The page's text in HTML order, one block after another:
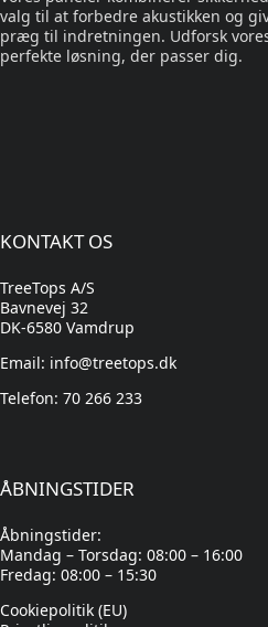
valg til at forbedre akustikken og
præg til indretningen. Udforsk
perfekte løsning, der passer dig.
KONTAKT OS
TreeTops A/S
Bavnevej 32
DK-6580 Vamdrup
Email: info@treetops.dk
Telefon: 70 266 233
ÅBNINGSTIDER
Åbningstider:
Mandag – Torsdag: 08:00 – 16:00
Fredag: 08:00 – 15:30
Cookiepolitik (EU)